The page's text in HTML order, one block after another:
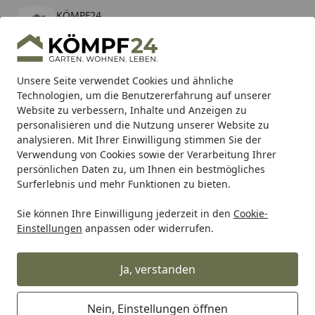
Unsere Seite verwendet Cookies und ähnliche
Technologien, um die Benutzererfahrung auf unserer
Website zu verbessern, Inhalte und Anzeigen zu
personalisieren und die Nutzung unserer Website zu
analysieren. Mit Ihrer Einwilligung stimmen Sie der
Verwendung von Cookies sowie der Verarbeitung Ihrer
persönlichen Daten zu, um Ihnen ein bestmögliches
Surferlebnis und mehr Funktionen zu bieten.
Sie können Ihre Einwilligung jederzeit in den Cookie-
Einstellungen anpassen oder widerrufen.
Ja, verstanden
Nein, Einstellungen öffnen
KÖMPF24
kostenlos - Im App Store
Hotline
Alle Produkte
Mein Konto
Suchen
Karibu Pools inkl. gratis Sandfilteranlage & Pool-
Starterset (Gesamtwert bis 468,99€)
Startseite
Alles für den Garten Gartenhaus Zubehör für
OSMO Öl-Farben Auftrags-Set
(3 Bewertungen)